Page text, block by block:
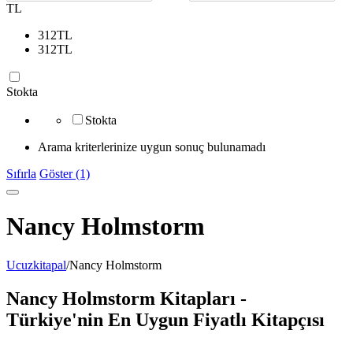
TL
312TL
312TL
Stokta
Stokta
Arama kriterlerinize uygun sonuç bulunamadı
Sıfırla Göster (1)
Nancy Holmstorm
Ucuzkitapal/Nancy Holmstorm
Nancy Holmstorm Kitapları -
Türkiye'nin En Uygun Fiyatlı Kitapçısı